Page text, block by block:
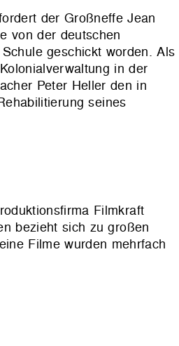
der Großneffe Jean
von der deutschen
geschickt worden. Als
in der
Peter Heller den in
seines
Filmkraft
bezieht sich zu großen
Filme wurden mehrfach